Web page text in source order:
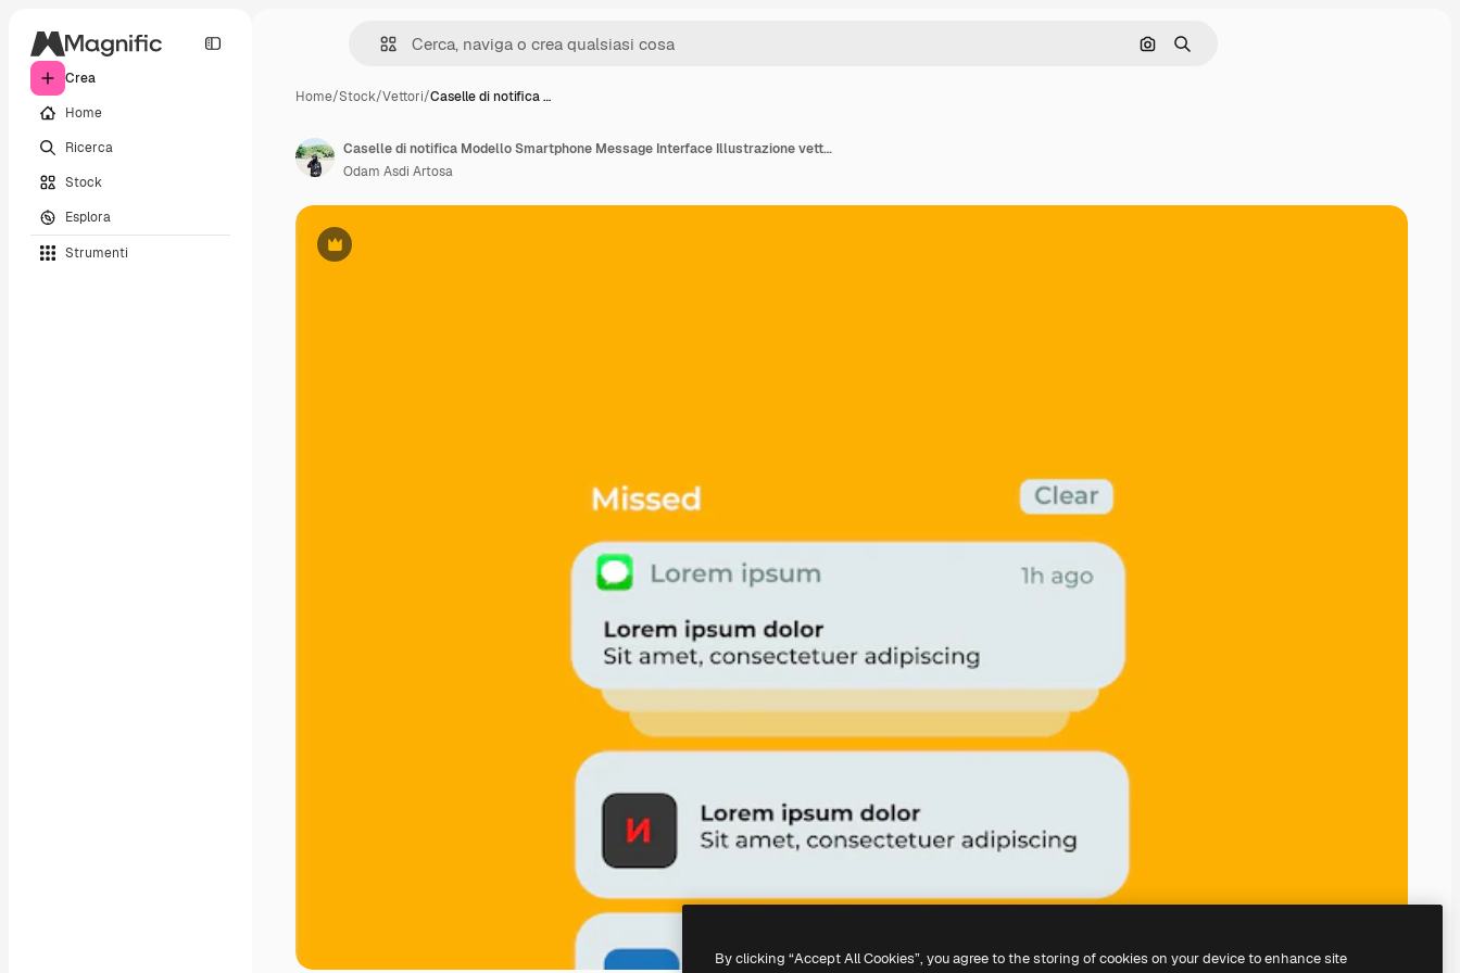
Crea
Home
Ricerca
Stock
Esplora
Strumenti
Cerca per immagine
Ricerca
Home/Stock/Vettori/Caselle di notifica …
Premium
Caselle di notifica Modello Smartphone Message Interface Illustrazione vettoriale
Odam Asdi Artosa
By clicking “Accept All Cookies”, you agree to the storing of cookies on your device to enhance site